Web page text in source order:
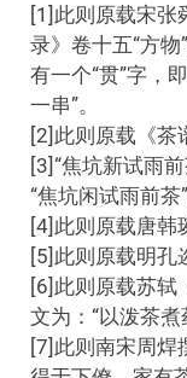
[1]此则原载宋张
录》卷十五“方物
有一个“贯”字，
一串”。
[2]此则原载《茶
[3]“焦坑新试雨
“焦坑闲试雨前茶
[4]此则原载唐韩
[5]此则原载明孔
[6]此则原载苏轼
文为：“以泼茶煮
[7]此则南宋周焊